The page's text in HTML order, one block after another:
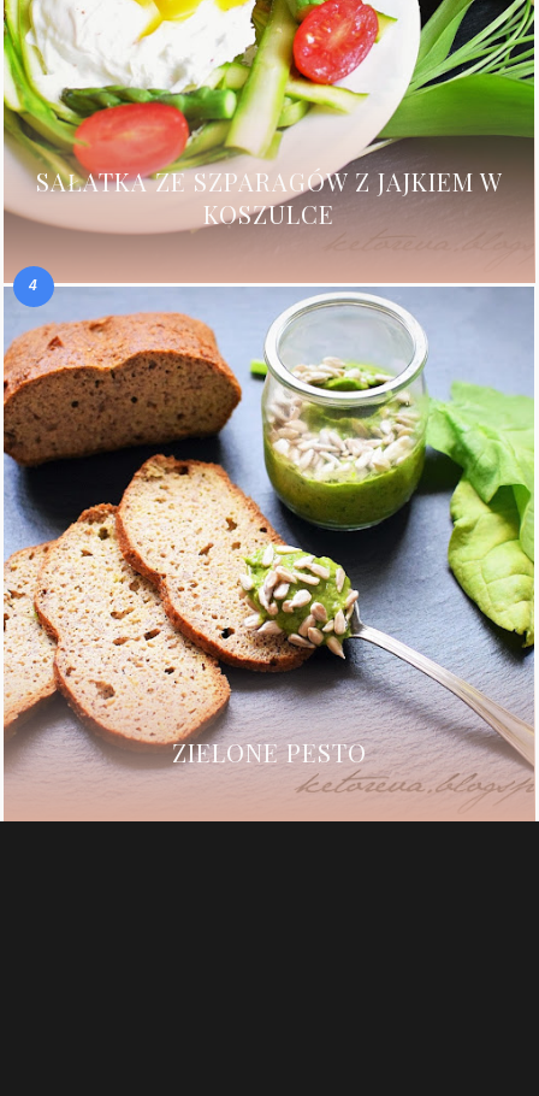
SAŁATKA ZE SZPARAGÓW Z JAJKIEM W
KOSZULCE
ZIELONE PESTO